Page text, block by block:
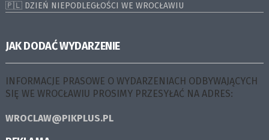
🇵🇱 DZIEŃ NIEPODLEGŁOŚCI WE WROCŁAWIU
JAK DODAĆ WYDARZENIE
INFORMACJE PRASOWE O WYDARZENIACH ODBYWAJĄCYCH
SIĘ WE WROCŁAWIU PROSIMY PRZESYŁAĆ NA ADRES:
WROCLAW@PIKPLUS.PL